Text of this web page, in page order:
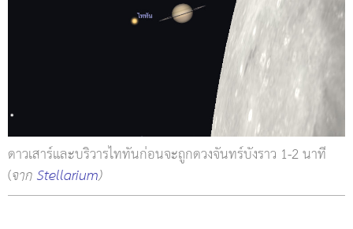
ดาวเสาร์และบริวารไททันก่อนจะถูกดวงจันทร์บังราว 1-2 นาที
(จากStellarium)